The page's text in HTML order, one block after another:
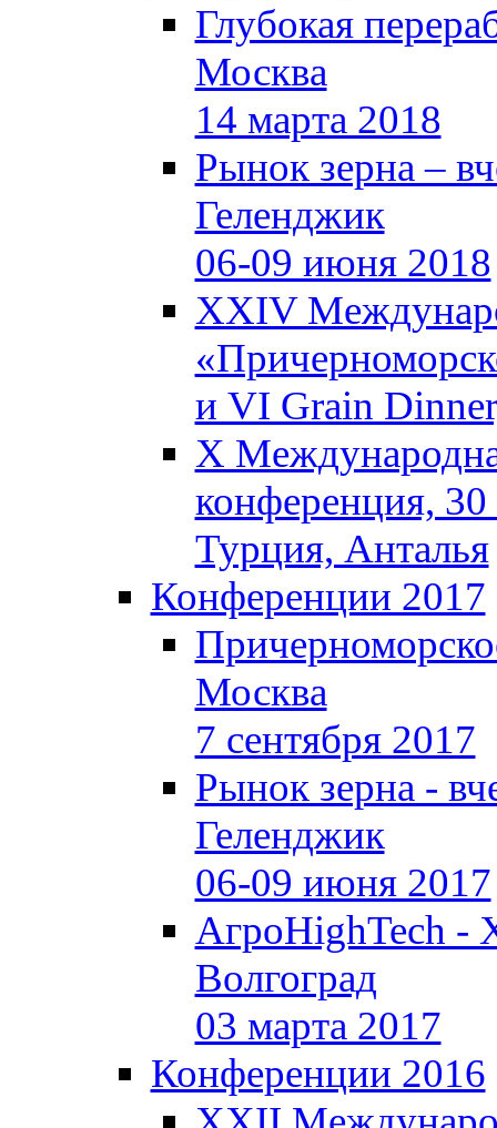
Глубокая
Москва
14 марта 2018
Рынок зерна –
Геленджик
06-09 июня 2018
XXIV
и VI Grain
X
конференция, 30
Турция, Анталья
Конференции 2017
Москва
7 сентября 2017
Рынок зерна -
Геленджик
06-09 июня 2017
АгроHighTech -
Волгоград
03 марта 2017
Конференции 2016